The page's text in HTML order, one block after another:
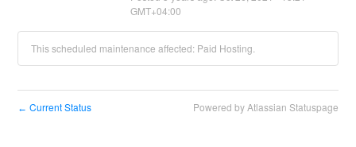
GMT+04:00
This scheduled maintenance affected: Paid Hosting.
← Current Status Powered by Atlassian Statuspage